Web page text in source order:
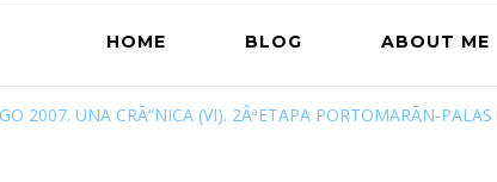
HOME BLOG ABOUT ME
2007. UNA CRÃ“NICA (VI). 2ÂªETAPA PORTOMARÃN-